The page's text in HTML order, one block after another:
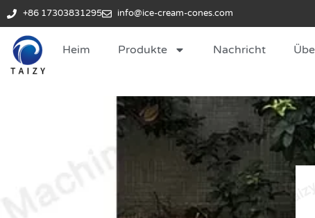
+86 17303831295 info@ice-cream-cones.com
Heim Produkte Nachricht